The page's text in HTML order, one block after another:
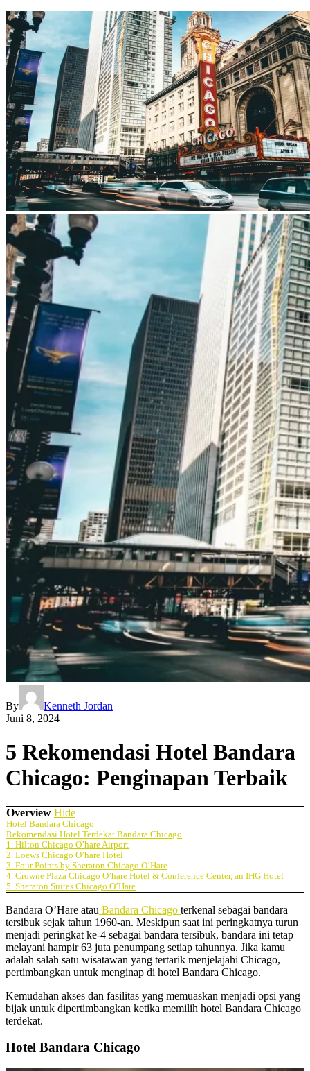
By
Kenneth Jordan
Juni 8, 2024
5 Rekomendasi Hotel Bandara
Chicago: Penginapan Terbaik
Overview Hide
Hotel Bandara Chicago
Rekomendasi Hotel Terdekat Bandara Chicago
1. Hilton Chicago O’hare Airport
2. Loews Chicago O’hare Hotel
3. Four Points by Sheraton Chicago O’Hare
4. Crowne Plaza Chicago O’hare Hotel & Conference Center, an IHG Hotel
5. Sheraton Suites Chicago O’Hare
Bandara O’Hare atau Bandara Chicago terkenal sebagai bandara
tersibuk sejak tahun 1960-an. Meskipun saat ini peringkatnya turun
menjadi peringkat ke-4 sebagai bandara tersibuk, bandara ini tetap
melayani hampir 63 juta penumpang setiap tahunnya. Jika kamu
adalah salah satu wisatawan yang tertarik menjelajahi Chicago,
pertimbangkan untuk menginap di hotel Bandara Chicago.
Kemudahan akses dan fasilitas yang memuaskan menjadi opsi yang
bijak untuk dipertimbangkan ketika memilih hotel Bandara Chicago
terdekat.
Hotel Bandara Chicago